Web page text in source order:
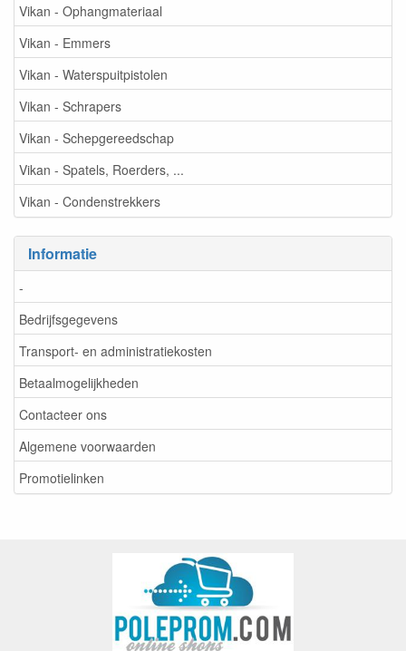
Vikan - Ophangmateriaal
Vikan - Emmers
Vikan - Waterspuitpistolen
Vikan - Schrapers
Vikan - Schepgereedschap
Vikan - Spatels, Roerders, ...
Vikan - Condenstrekkers
Informatie
-
Bedrijfsgegevens
Transport- en administratiekosten
Betaalmogelijkheden
Contacteer ons
Algemene voorwaarden
Promotielinken